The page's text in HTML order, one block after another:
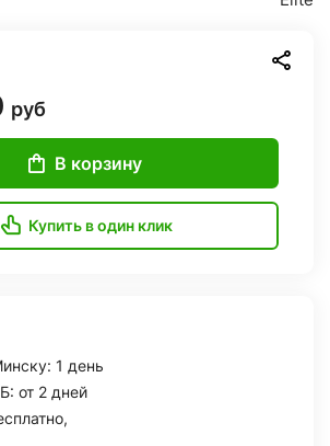
руб
В корзину
Купить в один клик
1 день
от 2 дней